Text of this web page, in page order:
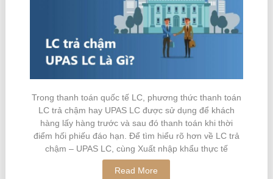
Trong thanh toán quốc tế LC, phương thức thanh toán
LC trả chậm hay UPAS LC được sử dụng để khách
hàng lấy hàng trước và sau đó thanh toán khi thời
điểm hối phiếu đáo hạn. Để tìm hiểu rõ hơn về LC trả
chậm – UPAS LC, cùng Xuất nhập khẩu thực tế
Read More